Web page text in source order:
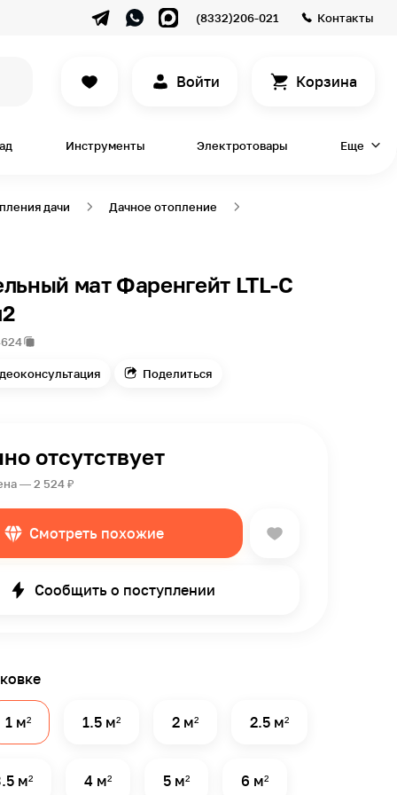
(8332)206-021 Контакты
Войти Корзина
Инструменты Электротовары Еще
дачи Дачное отопление
мат Фаренгейт LTL-C
Поделиться
отсутствует
— 2 524 ₽
Смотреть похожие
Сообщить о поступлении
1 м² 1.5 м² 2 м² 2.5 м²
м² 4 м² 5 м² 6 м²